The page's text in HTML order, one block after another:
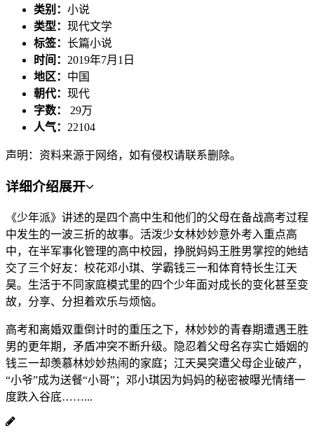
类别： 小说
类型： 现代文学
标签： 长篇小说
时间： 2019年7月1日
地区： 中国
朝代： 现代
字数： 29万
人气： 22104
声明：资料来源于网络，如有侵权请联系删除。
详细介绍展开
《少年派》讲述的是四个高中生和他们的父母在备战高考过程
中发生的一波三折的故事。活泼少女林妙妙意外考入重点高
中，在半军事化管理的高中校园，挣脱妈妈王胜男掌控的她结
交了三个好友：校花邓小琪、学霸钱三一和体育特长生江天
昊。生活于不同家庭模式里的四个少年面对成长的变化甚至变
故，分享、分担着欢乐与烦恼。
高考和离婚双重倒计时的重压之下，林妙妙的青春期遭遇王胜
男的更年期，矛盾冲突不断升级。隐忍着父母名存实亡婚姻的
钱三一却羡慕林妙妙热闹的家庭；江天昊突遭父母企业破产，
“小爷”成为送餐“小哥”；邓小琪因为妈妈的秘密被曝光情绪一
度跌入谷底……...